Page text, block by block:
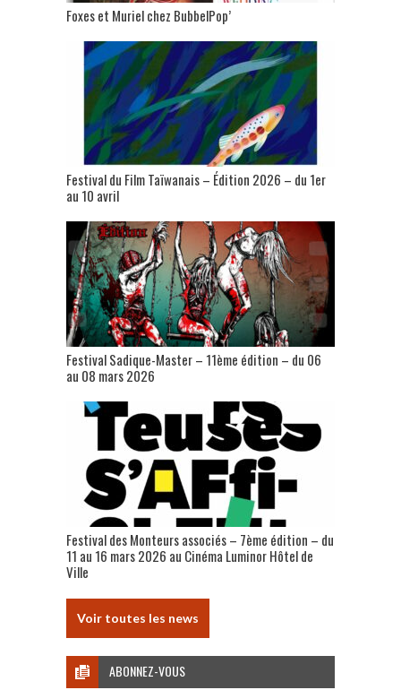
Foxes et Muriel chez BubbelPop’
Festival du Film Taïwanais – Édition 2026 – du 1er
au 10 avril
Festival Sadique-Master – 11ème édition – du 06
au 08 mars 2026
Festival des Monteurs associés – 7ème édition – du
11 au 16 mars 2026 au Cinéma Luminor Hôtel de
Ville
Voir toutes les news
ABONNEZ-VOUS